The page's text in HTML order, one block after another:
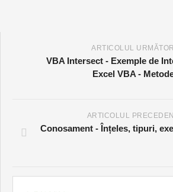
ARTICOLUL URMĂTOR
VBA Intersect - Exemple de
Excel VBA -
ARTICOLUL
Conosament - Înțeles, tipuri,